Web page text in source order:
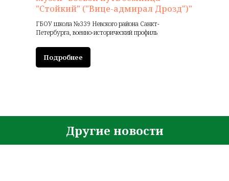
"Стойкий" ("Вице-адмирал Дрозд")"
ГБОУ школа №339 Невского района Санкт-
Петербурга, военно-исторический профиль
Подробнее
Другие новости